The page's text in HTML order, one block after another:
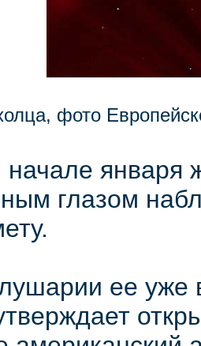
фото
января
глазом
ее уже